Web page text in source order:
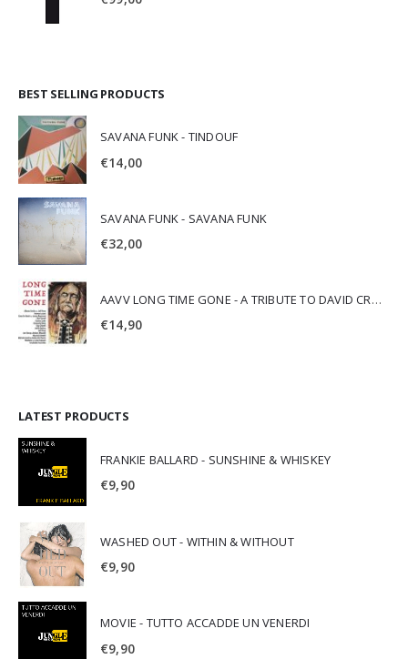
BEST SELLING PRODUCTS
SAVANA FUNK - TINDOUF
€14,00
SAVANA FUNK - SAVANA FUNK
€32,00
AAVV LONG TIME GONE - A TRIBUTE TO DAVID CROSBY
€14,90
LATEST PRODUCTS
FRANKIE BALLARD - SUNSHINE & WHISKEY
€9,90
WASHED OUT - WITHIN & WITHOUT
€9,90
MOVIE - TUTTO ACCADDE UN VENERDI
€9,90